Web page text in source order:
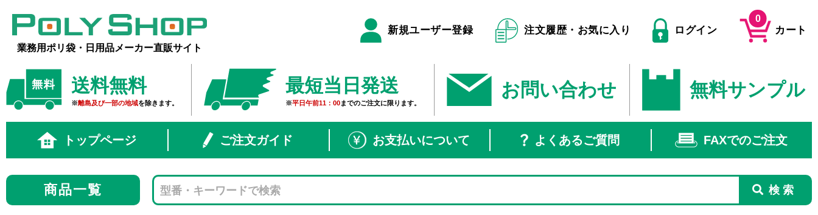
業務用ポリ袋・日用品メーカー直販サイト
新規ユーザー登録 注文履歴・お気に入り ログイン
0
カート
送料無料
※離島及び一部の地域を除きます。
最短当日発送
※平日午前11：00までのご注文に限ります。
お問い合わせ 無料サンプル
トップページ ご注文ガイド お支払いについて よくあるご質問 FAXでのご注文
商品一覧